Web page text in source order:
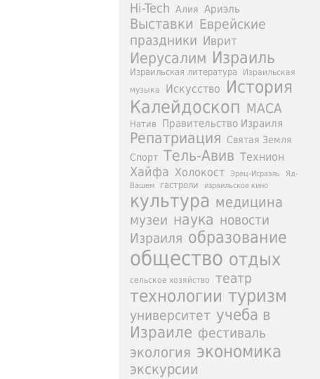
Hi-Tech Алия Ариэль
Выставки Еврейские
праздники Иврит
Иерусалим Израиль
Израильская литература
Израильская
музыка
Искусство История
Калейдоскоп МАСА
Натив Правительство Израиля
Репатриация
Святая Земля
Спорт Тель-Авив Технион
Хайфа Холокост Эрец-Исраэль
Яд-
Вашем
гастроли израильское кино
культура медицина
музеи наука новости
Израиля образование
общество отдых
сельское хозяйство театр
технологии туризм
университет учеба в
Израиле фестиваль
экология экономика
экскурсии